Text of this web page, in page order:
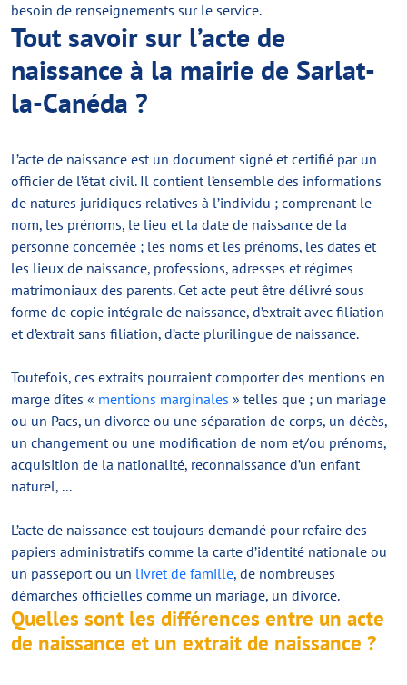
besoin de renseignements sur le service.
Tout savoir sur l’acte de
naissance à la mairie de Sarlat-
la-Canéda ?
L’acte de naissance est un document signé et certifié par un
officier de l’état civil. Il contient l’ensemble des informations
de natures juridiques relatives à l’individu ; comprenant le
nom, les prénoms, le lieu et la date de naissance de la
personne concernée ; les noms et les prénoms, les dates et
les lieux de naissance, professions, adresses et régimes
matrimoniaux des parents. Cet acte peut être délivré sous
forme de copie intégrale de naissance, d’extrait avec filiation
et d’extrait sans filiation, d’acte plurilingue de naissance.
Toutefois, ces extraits pourraient comporter des mentions en
marge dîtes « mentions marginales » telles que ; un mariage
ou un Pacs, un divorce ou une séparation de corps, un décès,
un changement ou une modification de nom et/ou prénoms,
acquisition de la nationalité, reconnaissance d’un enfant
naturel, ...
L’acte de naissance est toujours demandé pour refaire des
papiers administratifs comme la carte d’identité nationale ou
un passeport ou un livret de famille, de nombreuses
démarches officielles comme un mariage, un divorce.
Quelles sont les différences entre un acte
de naissance et un extrait de naissance ?